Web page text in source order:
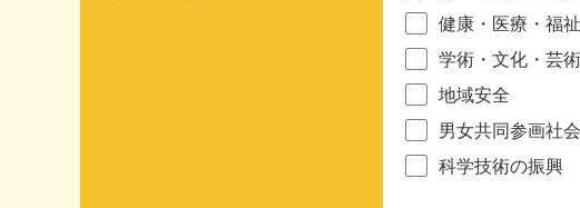
健康・医療・福
学術・文化・芸
地域安全
男女共同参画社
科学技術の振興